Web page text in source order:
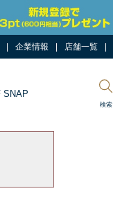
企業情報 店舗一覧
SNAP
検索